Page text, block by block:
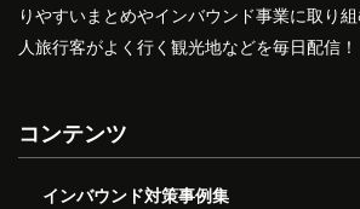
りやすいまとめやインバウンド事業に取り
人旅行客がよく行く観光地などを毎日配信！
コンテンツ
インバウンド対策事例集